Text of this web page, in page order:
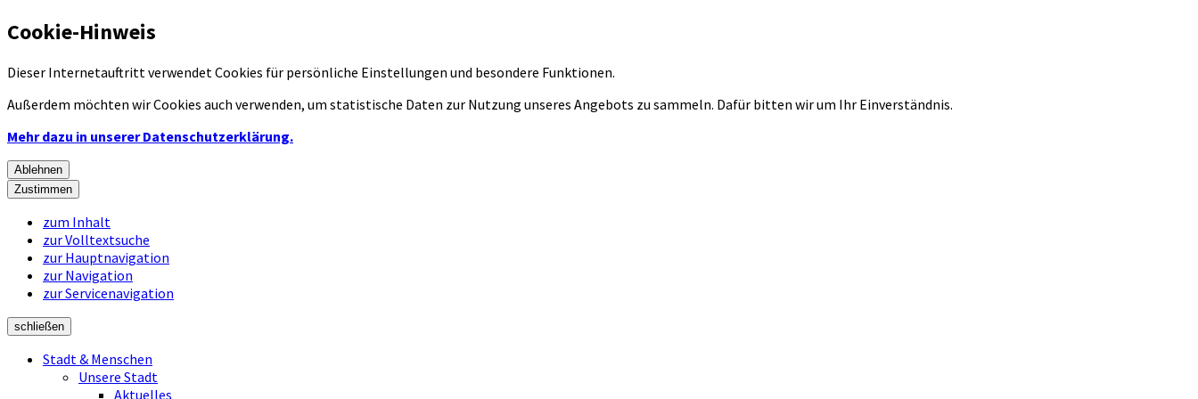
Cookie-Hinweis
Dieser Internetauftritt verwendet Cookies für persönliche Einstellungen und besondere Funktionen.
Außerdem möchten wir Cookies auch verwenden, um statistische Daten zur Nutzung unseres Angebots zu sammeln. Dafür bitten wir um Ihr Einverständnis.
Mehr dazu in unserer Datenschutzerklärung.
Ablehnen
Zustimmen
zum Inhalt
zur Volltextsuche
zur Hauptnavigation
zur Navigation
zur Servicenavigation
schließen
Stadt & Menschen
Unsere Stadt
Aktuelles